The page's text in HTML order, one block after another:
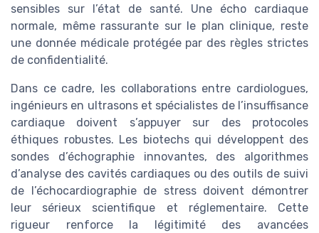
sensibles sur l’état de santé. Une écho cardiaque
normale, même rassurante sur le plan clinique, reste
une donnée médicale protégée par des règles strictes
de confidentialité.
Dans ce cadre, les collaborations entre cardiologues,
ingénieurs en ultrasons et spécialistes de l’insuffisance
cardiaque doivent s’appuyer sur des protocoles
éthiques robustes. Les biotechs qui développent des
sondes d’échographie innovantes, des algorithmes
d’analyse des cavités cardiaques ou des outils de suivi
de l’échocardiographie de stress doivent démontrer
leur sérieux scientifique et réglementaire. Cette
rigueur renforce la légitimité des avancées